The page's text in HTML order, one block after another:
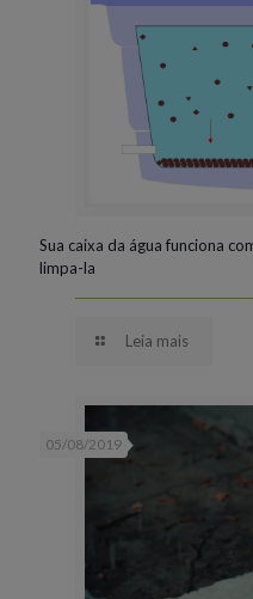
Sua caixa da água funciona
limpa-la
Leia mais
05/08/2019